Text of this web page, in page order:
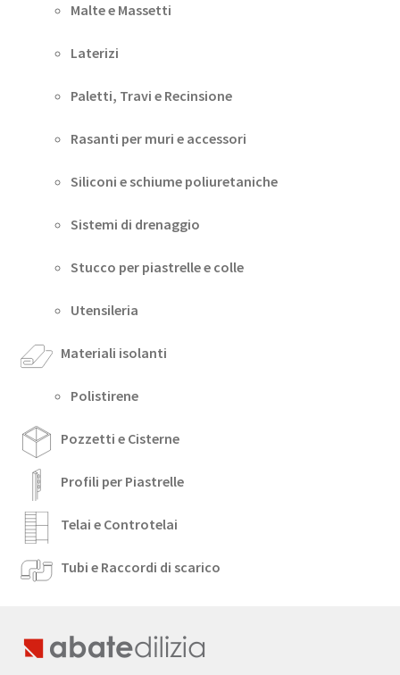
Malte e Massetti
Laterizi
Paletti, Travi e Recinsione
Rasanti per muri e accessori
Siliconi e schiume poliuretaniche
Sistemi di drenaggio
Stucco per piastrelle e colle
Utensileria
Materiali isolanti
Polistirene
Pozzetti e Cisterne
Profili per Piastrelle
Telai e Controtelai
Tubi e Raccordi di scarico